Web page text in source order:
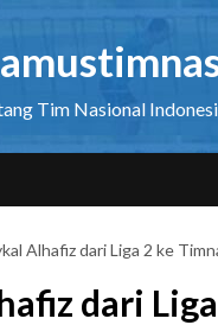
Tim Nasional
Alhafiz dari Liga 2 ke
dari